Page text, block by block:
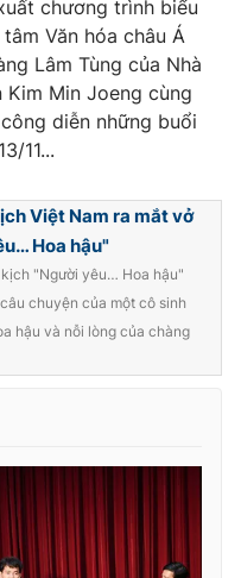
897
không có sự chấp
khi phát hành lại
chương trình biểu
Văn hóa châu Á
Lâm Tùng của Nhà
Min Joeng cùng
diễn những buổi
11...
Việt Nam ra mắt vở
Hoa hậu"
"Người yêu… Hoa hậu"
chuyện của một cô sinh
hậu và nỗi lòng của chàng